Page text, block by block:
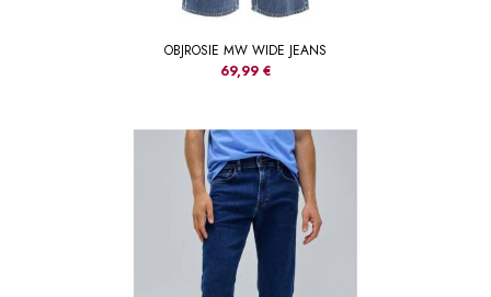
OBJROSIE MW WIDE JEANS
69,99 €